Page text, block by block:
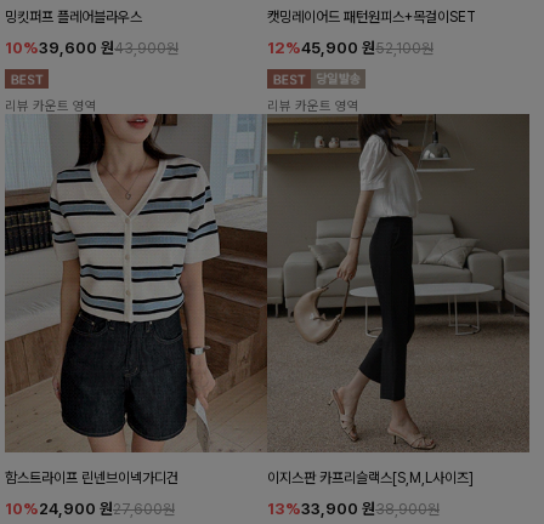
밍킷퍼프 플레어블라우스
10%39,600 원43,900원
리뷰 카운트 영역
캣밍레이어드 패턴원피스+목걸이SET
12%45,900 원52,100원
리뷰 카운트 영역
함스트라이프 린넨브이넥가디건
10%24,900 원27,600원
이지스판 카프리슬랙스[S,M,L사이즈]
13%33,900 원38,900원